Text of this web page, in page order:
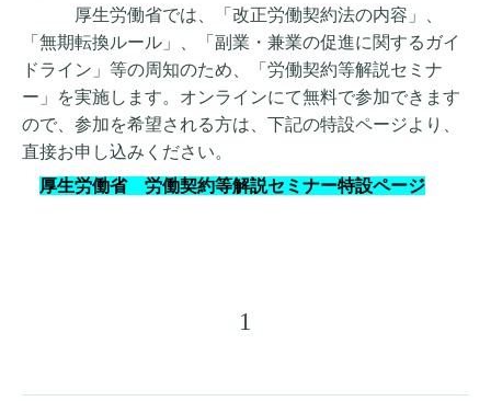
厚生労働省では、「改正労働契約法の内容」、
「無期転換ルール」、「副業・兼業の促進に関するガイ
ドライン」等の周知のため、
「労働契約等解説セミナ
ー」を実施します。オンラインにて無料で参加できます
ので、参加を希望される方は、下記の特設ページより、
直接お申し込みください。
厚生労働省 労働契約等解説セミナー特設ページ
1